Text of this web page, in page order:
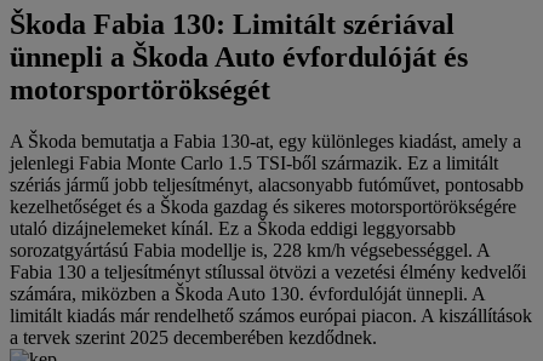
Škoda Fabia 130: Limitált szériával
ünnepli a Škoda Auto évfordulóját és
motorsportörökségét
A Škoda bemutatja a Fabia 130-at, egy különleges kiadást, amely a
jelenlegi Fabia Monte Carlo 1.5 TSI-ből származik. Ez a limitált
szériás jármű jobb teljesítményt, alacsonyabb futóművet, pontosabb
kezelhetőséget és a Škoda gazdag és sikeres motorsportörökségére
utaló dizájnelemeket kínál. Ez a Škoda eddigi leggyorsabb
sorozatgyártású Fabia modellje is, 228 km/h végsebességgel. A
Fabia 130 a teljesítményt stílussal ötvözi a vezetési élmény kedvelői
számára, miközben a Škoda Auto 130. évfordulóját ünnepli. A
limitált kiadás már rendelhető számos európai piacon. A kiszállítások
a tervek szerint 2025 decemberében kezdődnek.